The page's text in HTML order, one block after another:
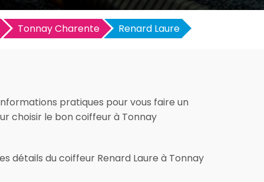
Tonnay Charente Renard Laure
pratiques pour vous faire un
choisir le bon coiffeur à Tonnay
détails du coiffeur Renard Laure à Tonnay